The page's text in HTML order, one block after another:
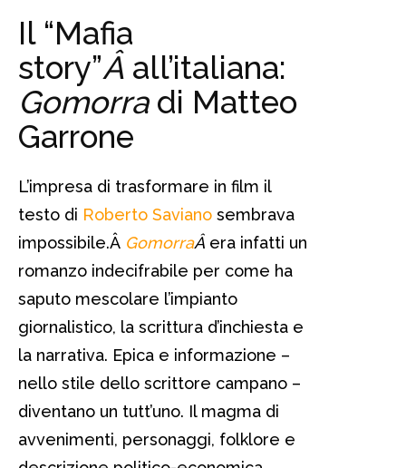
Il “Mafia
story”Â all’italiana:
Gomorradi Matteo
Garrone
L’impresa di trasformare in film il
testo di Roberto Saviano sembrava
impossibile.Â GomorraÂ era infatti un
romanzo indecifrabile per come ha
saputo mescolare l’impianto
giornalistico, la scrittura d’inchiesta e
la narrativa. Epica e informazione –
nello stile dello scrittore campano –
diventano un tutt’uno. Il magma di
avvenimenti, personaggi, folklore e